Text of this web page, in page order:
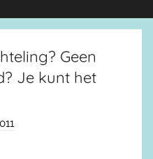
Geen
Je kunt het